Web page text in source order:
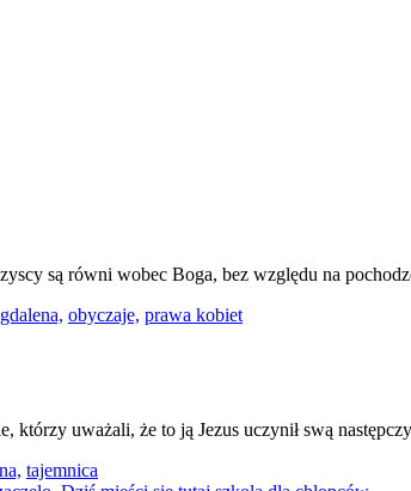
są równi wobec Boga, bez względu na
obyczaje, prawa kobiet
uważali, że to ją Jezus uczynił swą
tajemnica